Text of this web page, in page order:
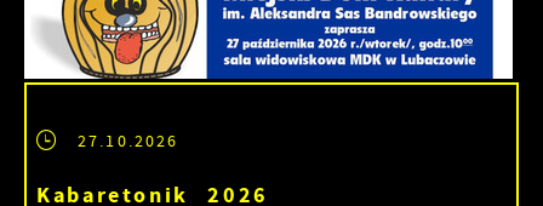
27.10.2026
Kabaretonik 2026